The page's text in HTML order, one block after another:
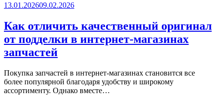
13.01.202609.02.2026
Как отличить качественный оригинал
от подделки в интернет-магазинах
запчастей
Покупка запчастей в интернет-магазинах становится все
более популярной благодаря удобству и широкому
ассортименту. Однако вместе…